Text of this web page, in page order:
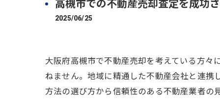
高槻市での不動産売却査定を成功
2025/06/25
大阪府高槻市で不動産売却を考えている方々
ねません。地域に精通した不動産会社と連携
方法の選び方から信頼性のある不動産業者の